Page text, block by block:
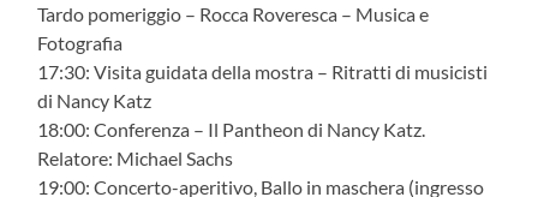
Tardo pomeriggio – Rocca Roveresca – Musica e
Fotografia
17:30: Visita guidata della mostra – Ritratti di musicisti
di Nancy Katz
18:00: Conferenza – Il Pantheon di Nancy Katz.
Relatore: Michael Sachs
19:00: Concerto-aperitivo, Ballo in maschera (ingresso